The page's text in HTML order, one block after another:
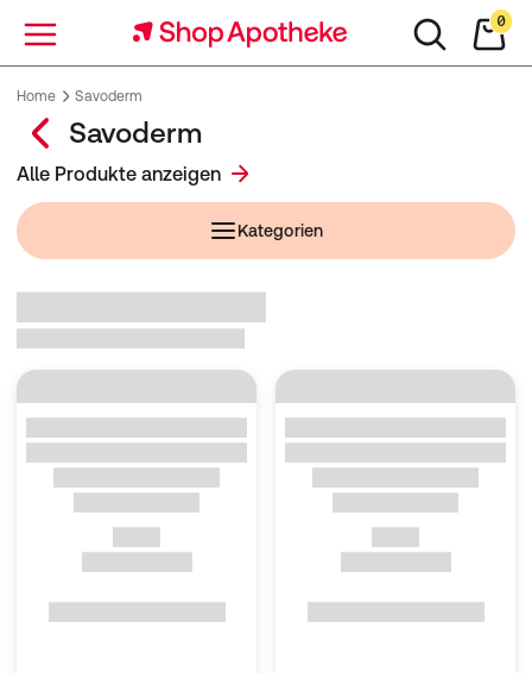
Menü
0
Home Savoderm
Savoderm
Alle Produkte anzeigen
Kategorien